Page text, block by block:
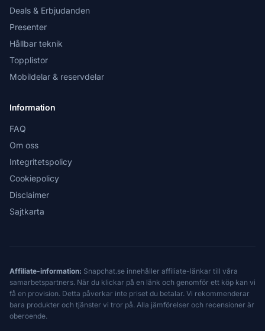
Deals & Erbjudanden
Presenter
Hållbar teknik
Topplistor
Mobildelar & reservdelar
Information
FAQ
Om oss
Integritetspolicy
Cookiepolicy
Disclaimer
Sajtkarta
Affiliate-information: Snapchat.se innehåller affiliate-länkar till våra
samarbetspartners. När du klickar på en länk och genomför ett köp kan vi
få en provision. Detta påverkar inte priset du betalar. Vi rekommenderar
bara produkter och tjänster vi tror på. Alla jämförelser och recensioner är
oberoende.